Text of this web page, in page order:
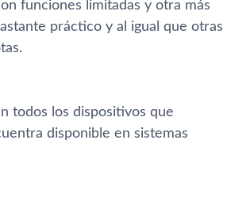
funciones limitadas y otra más
práctico y al igual que otras
todos los dispositivos que
disponible en sistemas